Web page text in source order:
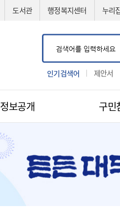
도서관 행정복지센터 누리
인기검색어
예산서 입찰 제안서
민원신
1:1 민원신청
지방규제신고센터
정보공개 구민